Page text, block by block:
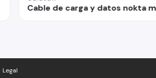
Cable de carga y datos nokta
Legal